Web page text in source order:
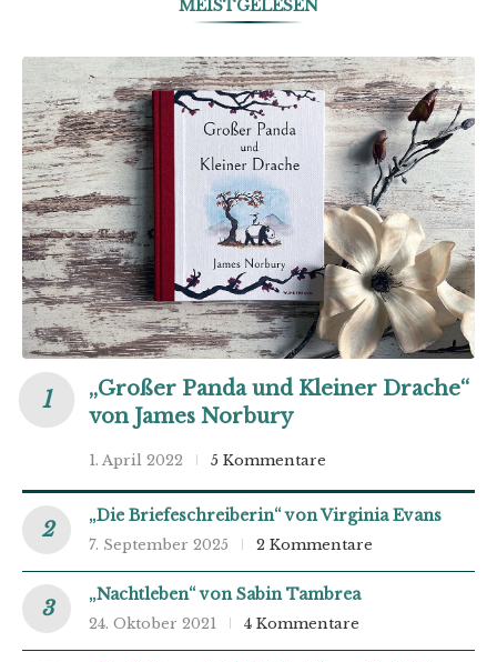
MEISTGELESEN
„Großer Panda und Kleiner Drache“
von James Norbury
1. April 2022 5 Kommentare
„Die Briefeschreiberin“ von Virginia Evans
7. September 2025 2 Kommentare
„Nachtleben“ von Sabin Tambrea
24. Oktober 2021 4 Kommentare